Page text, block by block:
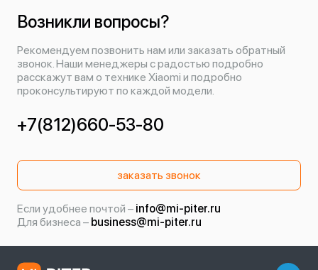
Возникли вопросы?
Рекомендуем позвонить нам или заказать обратный
звонок. Наши менеджеры с радостью подробно
расскажут вам о технике Xiaomi и подробно
проконсультируют по каждой модели.
+7(812)660-53-80
заказать звонок
Если удобнее почтой – info@mi-piter.ru
Для бизнеса – business@mi-piter.ru